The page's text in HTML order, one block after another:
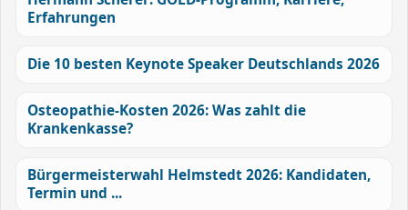
Erfahrungen
Die 10 besten Keynote Speaker Deutschlands 2026
Osteopathie-Kosten 2026: Was zahlt die
Krankenkasse?
Bürgermeisterwahl Helmstedt 2026: Kandidaten,
Termin und ...